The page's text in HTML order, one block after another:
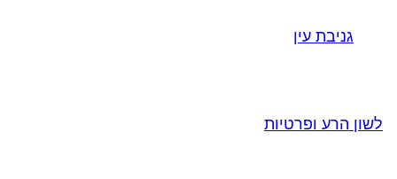
גניבת עין
לשון הרע ופרטיות